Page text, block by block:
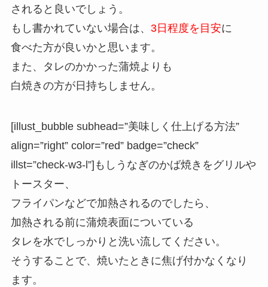
されると良いでしょう。
もし書かれていない場合は、 3日程度を目安に
食べた方が良いかと思います。
また、タレのかかった蒲焼よりも
白焼きの方が日持ちしません。
[illust_bubble subhead=”美味しく仕上げる方法”
align=”right” color=”red” badge=”check”
illst=”check-w3-l”]もしうなぎのかば焼きをグリルや
トースター、
フライパンなどで加熱されるのでしたら、
加熱される前に蒲焼表面についている
タレを水でしっかりと洗い流してください。
そうすることで、焼いたときに焦げ付かなくなり
ます。